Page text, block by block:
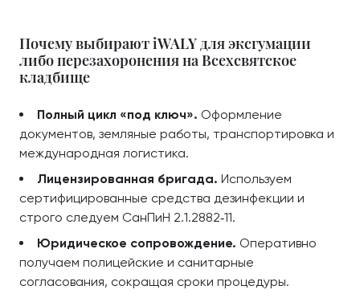
Почему выбирают iWALY для эксгумации
либо перезахоронения на Всехсвятское
кладбище
Полный цикл «под ключ». Оформление
документов, земляные работы, транспортировка и
международная логистика.
Лицензированная бригада. Используем
сертифицированные средства дезинфекции и
строго следуем СанПиН 2.1.2882‑11.
Юридическое сопровождение. Оперативно
получаем полицейские и санитарные
согласования, сокращая сроки процедуры.